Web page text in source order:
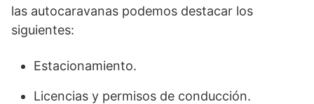
las autocaravanas podemos destacar los
siguientes:
Estacionamiento.
Licencias y permisos de conducción.